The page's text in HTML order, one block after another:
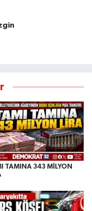
TAMINA 343 MİLYON